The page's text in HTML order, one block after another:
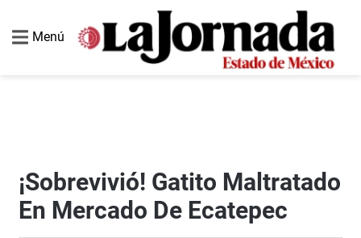
Menú
¡Sobrevivió! Gatito Maltratado
En Mercado De Ecatepec